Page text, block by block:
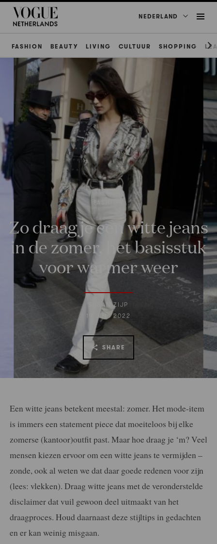
NEDERLAND
FASHION BEAUTY LIVING CULTUUR SHOPPING
Zo draag je een witte jeans
in de zomer, het basisstuk
voor warmer weer
SUSAN ZIJP
19 JULI 2022
SHARE
Een witte jeans betekent meestal: zomer. Het mode-item
is immers een statement piece dat moeiteloos bij elke
zomerse (kantoor)outfit past. Maar hoe draag je ‘m? Veel
mensen kiezen ervoor om een witte jeans te vermijden –
zonde, ook al weten we dat daar goede redenen voor zijn
(lees: vlekken). Draag witte jeans met de veronderstelde
disclaimer dat vuil gewoon deel uitmaakt van het
draagproces. Houd daarnaast deze stijltips in gedachten
en er kan weinig misgaan.